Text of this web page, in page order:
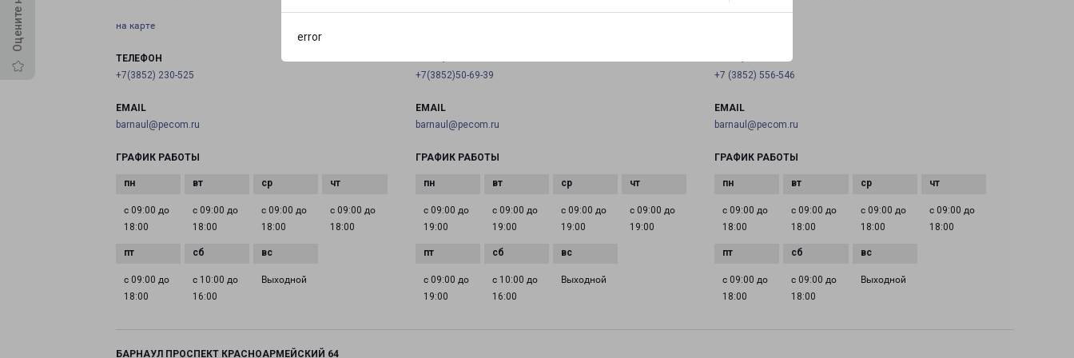
error
на карте
ТЕЛЕФОН
+7(3852) 230-525
EMAIL
barnaul@pecom.ru
ГРАФИК РАБОТЫ
с 09:00 до
18:00
с 09:00 до
18:00
с 09:00 до
18:00
с 09:00 до
18:00
с 09:00 до
18:00
с 10:00 до
16:00
Выходной
+7(3852)50-69-39
EMAIL
barnaul@pecom.ru
ГРАФИК РАБОТЫ
с 09:00 до
19:00
с 09:00 до
19:00
с 09:00 до
19:00
с 09:00 до
19:00
с 09:00 до
19:00
с 10:00 до
16:00
Выходной
+7 (3852) 556-546
EMAIL
barnaul@pecom.ru
ГРАФИК РАБОТЫ
с 09:00 до
18:00
с 09:00 до
18:00
с 09:00 до
18:00
с 09:00 до
18:00
с 09:00 до
18:00
с 09:00 до
18:00
Выходной
БАРНАУЛ ПРОСПЕКТ КРАСНОАРМЕЙСКИЙ 64